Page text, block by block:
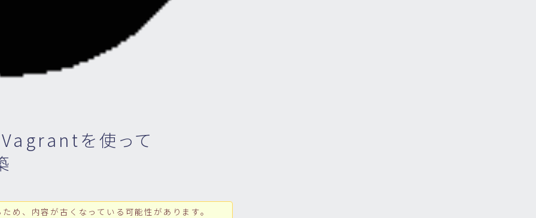
を使って
め、内容が古くなっている可能性があります。